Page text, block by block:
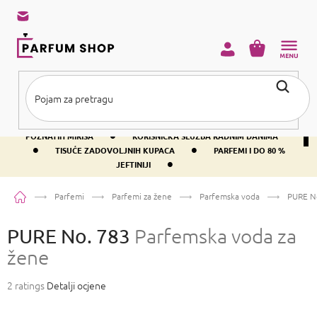
sadržaj
BESPLATNA DOSTAVA IZNAD PRIBLIŽNO 37 € •
400+ SVJETSKI
POZNATIH MIRISA
• KORISNIČKA SLUŽBA RADNIM DANIMA
• TISUĆE ZADOVOLJNIH KUPACA •
PARFEMI I DO 80 %
JEFTINIJI
•
KOŠARICA
PočetnaParfemi Parfemi za žene Parfemska voda PURE
PURE No. 783 Parfemska voda za
žene
Prosječna
2 ratings Detalji ocjene